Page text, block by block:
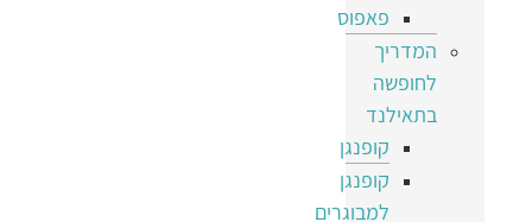
פאפוס
המדריך
לחופשה
בתאילנד
קופנגן
קופנגן
למבוגרים